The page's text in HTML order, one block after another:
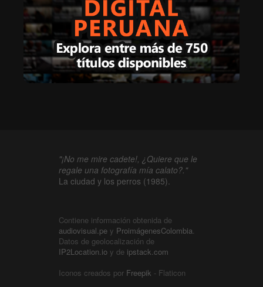
"¡No me mire cadete!, ¿Quiere que le
regale una fotografía mía calato?."
La ciudad y los perros (1985).
Contiene información obtenida de
audiovisual.pe y ProimágenesColombia.
Datos de geolocalización de
IP2Location.io y de ipstack.com
Iconos creados por Freepik - Flaticon